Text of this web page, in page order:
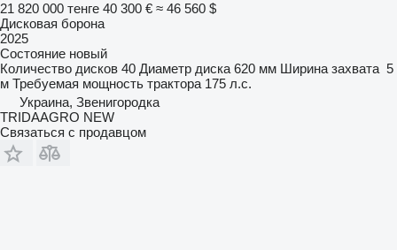
21 820 000 тенге 40 300 € ≈ 46 560 $
Дисковая борона
2025
Состояние новый
Количество дисков 40 Диаметр диска 620 мм Ширина захвата 5
м Требуемая мощность трактора 175 л.с.
Украина, Звенигородка
TRIDAAGRO NEW
Связаться с продавцом